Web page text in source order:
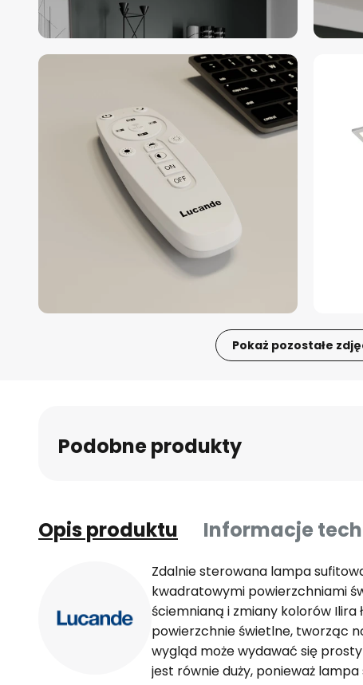
Pokaż pozostałe
Podobne produkty
Opis produktu Informacje
Zdalnie sterowana lampa
kwadratowymi powierzchniami
ściemnianą i zmiany kolorów
powierzchnie świetlne, tworząc
wygląd może wydawać się
jest równie duży, ponieważ